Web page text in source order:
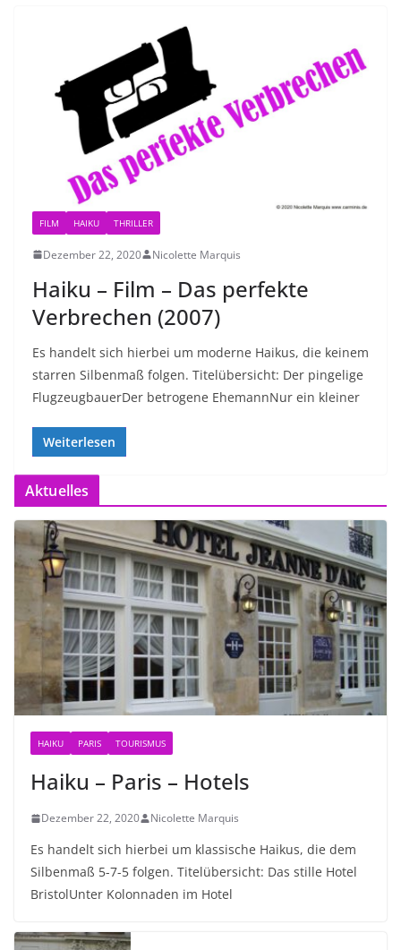
FILM HAIKU THRILLER
Dezember 22, 2020 Nicolette Marquis
Haiku – Film – Das perfekte
Verbrechen (2007)
Es handelt sich hierbei um moderne Haikus, die keinem
starren Silbenmaß folgen. Titelübersicht: Der pingelige
FlugzeugbauerDer betrogene EhemannNur ein kleiner
Weiterlesen
Aktuelles
HAIKU PARIS TOURISMUS
Haiku – Paris – Hotels
Dezember 22, 2020 Nicolette Marquis
Es handelt sich hierbei um klassische Haikus, die dem
Silbenmaß 5-7-5 folgen. Titelübersicht: Das stille Hotel
BristolUnter Kolonnaden im Hotel